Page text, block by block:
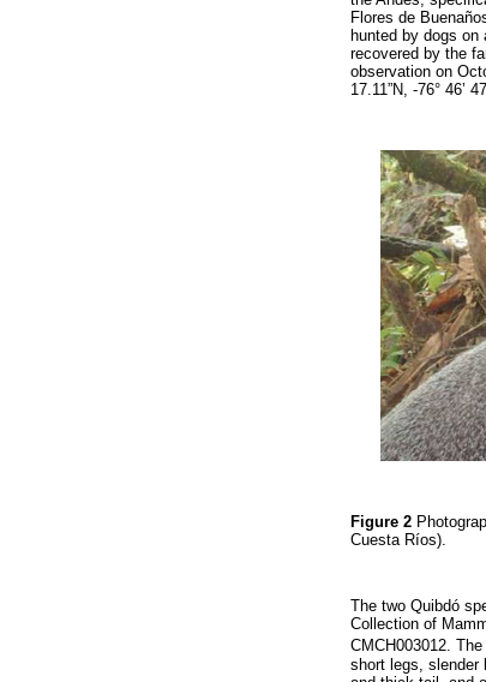
Flores de
hunted by dogs
recovered by the
observation on
17.11”N, -76° 46’
Figure 2
Cuesta Ríos).
The two Quibdó
Collection of
CMCH003012.
short legs, slender